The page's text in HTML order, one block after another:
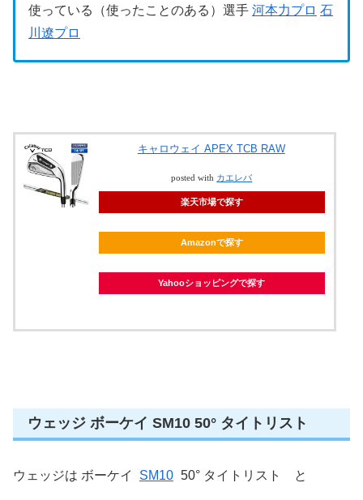
使っている（使ったことのある）選手 河本力プロ 石
川遼プロ
キャロウェイ APEX TCB RAW
posted with カエレバ
楽天市場で探す
Amazonで探す
Yahooショッピングで探す
ウェッジ ボーケイ SM10 50° タイトリスト
ウェッジは ボーケイ SM10 50° タイトリスト と